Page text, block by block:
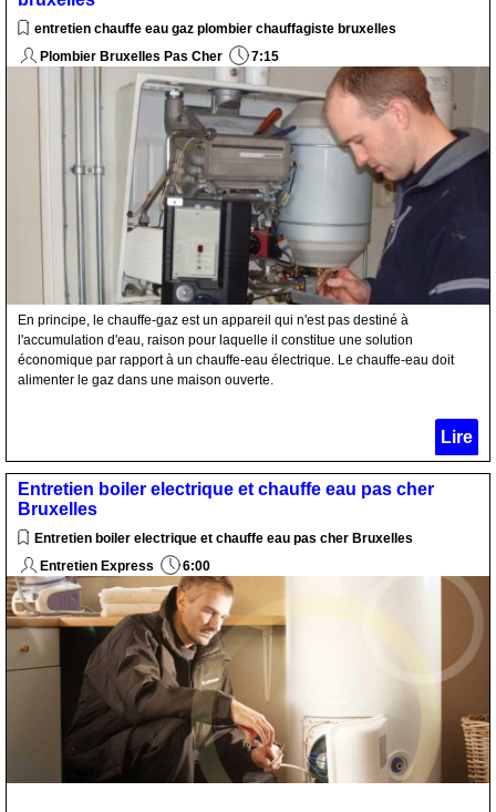
entretien chauffe eau gaz plombier chauffagiste bruxelles
Plombier Bruxelles Pas Cher
7:15
En principe, le chauffe-gaz est un appareil qui n'est pas destiné à
l'accumulation d'eau, raison pour laquelle il constitue une solution
économique par rapport à un chauffe-eau électrique. Le chauffe-eau doit
alimenter le gaz dans une maison ouverte.
Lire
Entretien boiler electrique et chauffe eau pas cher
Bruxelles
Entretien boiler electrique et chauffe eau pas cher Bruxelles
Entretien Express
6:00